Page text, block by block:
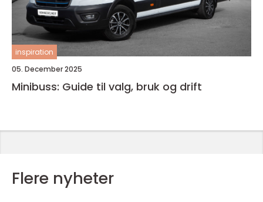
inspiration
05. December 2025
Minibuss: Guide til valg, bruk og drift
Flere nyheter